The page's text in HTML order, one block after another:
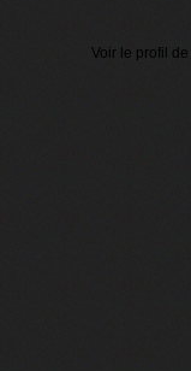
Voir le profil de